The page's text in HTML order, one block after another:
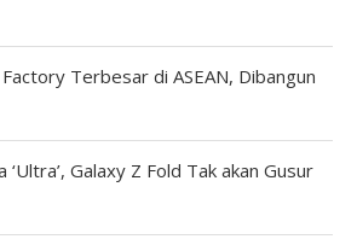
Terbesar di ASEAN, Dibangun
‘Ultra’, Galaxy Z Fold Tak akan Gusur